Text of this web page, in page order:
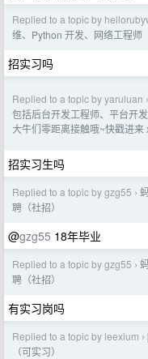
Replied to a topic by
维、Python 开发、网络工程师
招实习吗
Replied to a topic by yaruluan ›
包括后台开发工程师、平台开
大牛们零距离接触哦~快戳进来
招实习生吗
Replied to a topic by gzg55 ›
聘（社招）
@gzg55 18年毕业
Replied to a topic by gzg55 ›
聘（社招）
有实习岗吗
Replied to a topic by leexium ›
（可实习）